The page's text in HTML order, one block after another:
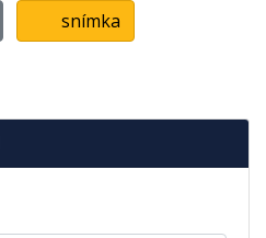
snímka